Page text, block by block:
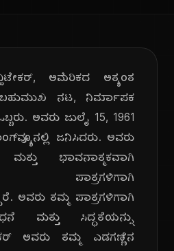
ಅಮೆರಿಕದ ಅತ್ಯಂತ
ಬಹುಮುಖ ನಟ, ನಿರ್ಮಾಪಕ
ಅವರು ಜುಲೈ 15, 1961
ಜನಿಸಿದರು. ಅವರು
ಭಾವನಾತ್ಮಕವಾಗಿ
ಪಾತ್ರಗಳಿಗಾಗಿ
ಅವರು ತಮ್ಮ ಪಾತ್ರಗಳಿಗಾಗಿ
ಮತ್ತು ಸಿದ್ಧತೆಯನ್ನು
ಅವರು ತಮ್ಮ ಎಡಗಣ್ಣಿನ